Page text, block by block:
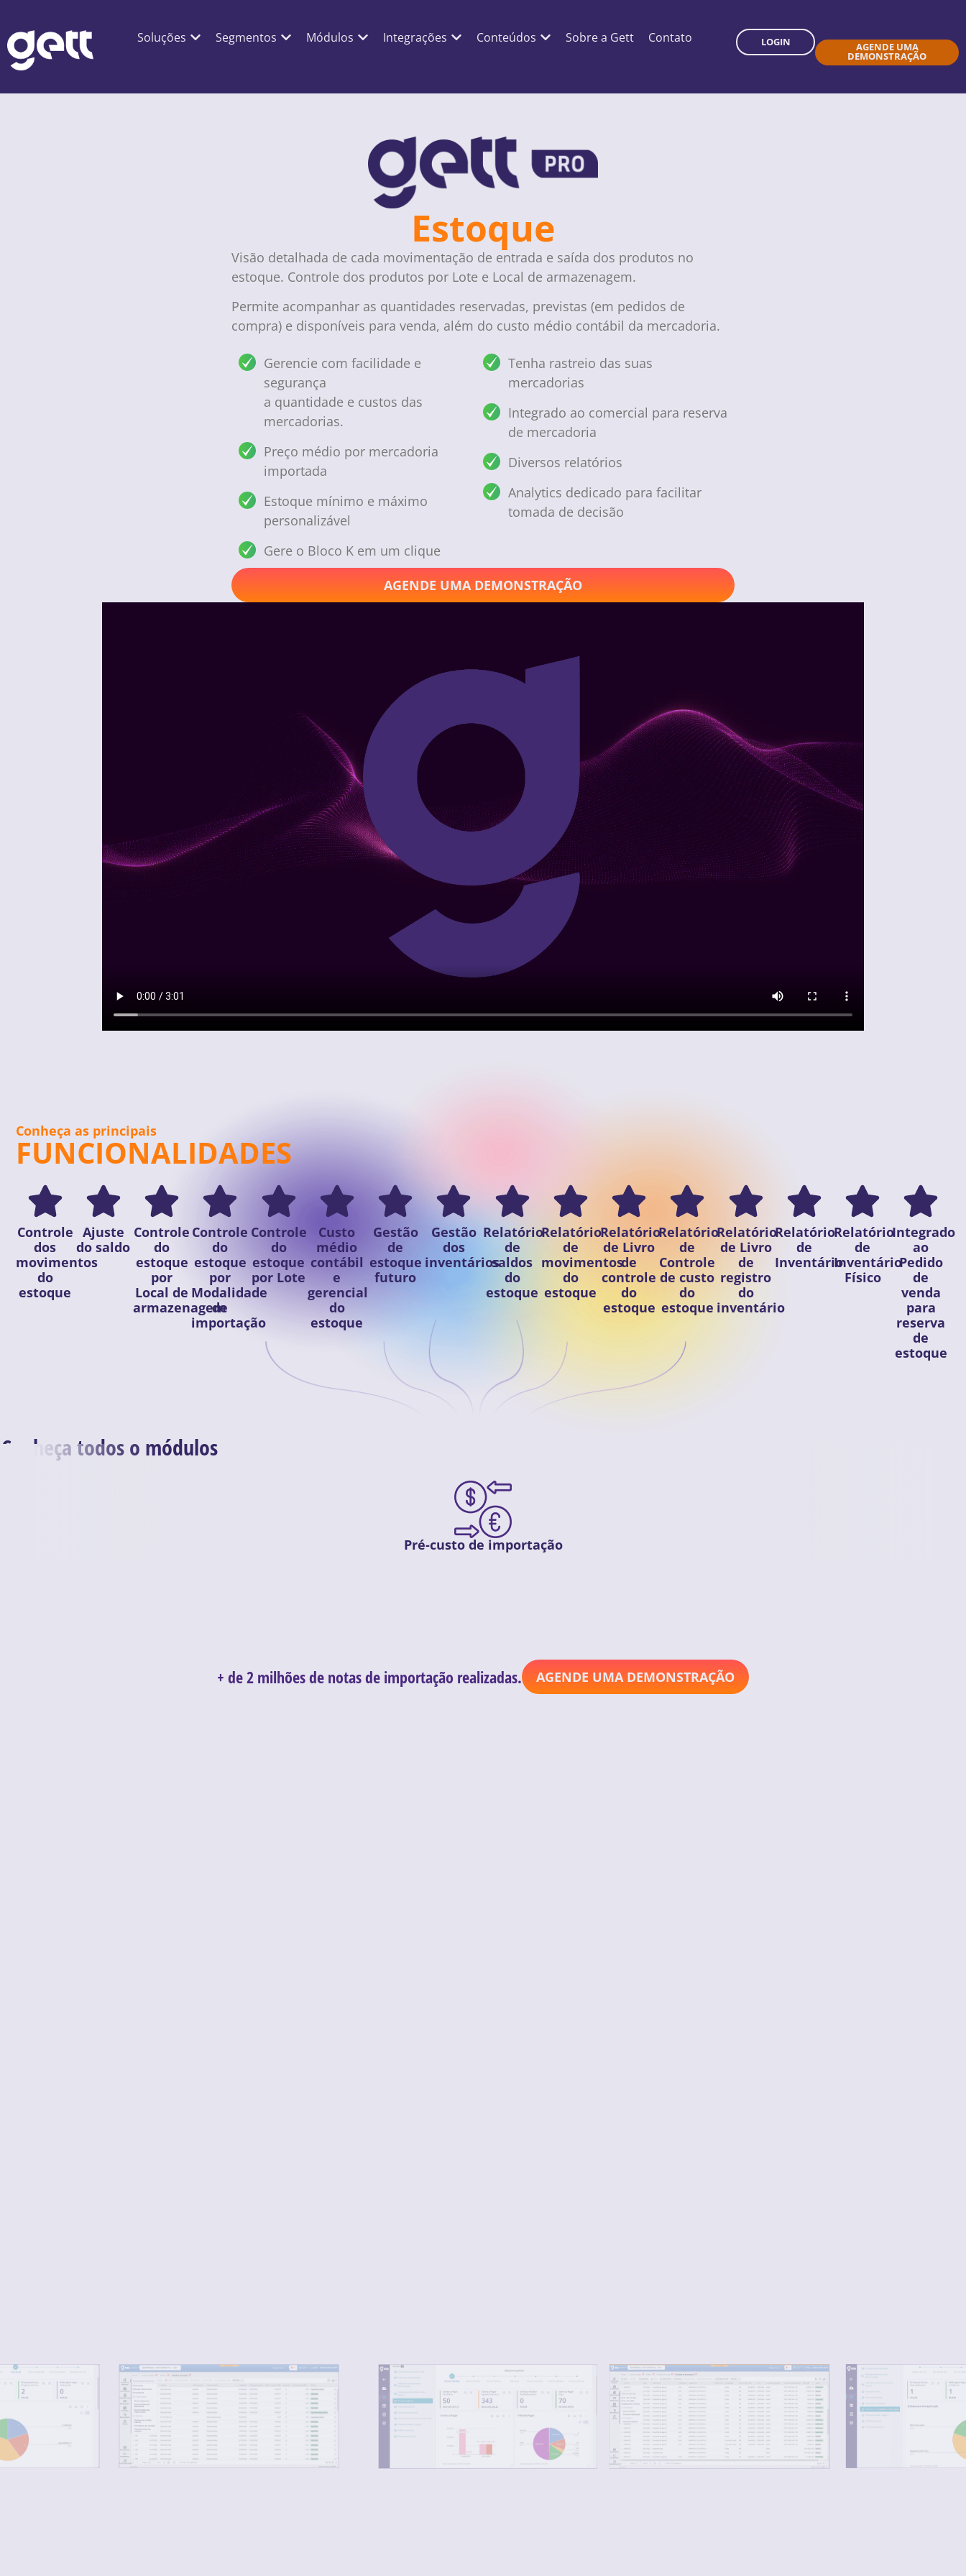
Soluções Segmentos Módulos Integrações Conteúdos Sobre a Gett Contato LOGIN AGENDE UMA
DEMONSTRAÇÃO
Estoque
Visão detalhada de cada movimentação de entrada e saída dos produtos no
estoque. Controle dos produtos por Lote e Local de armazenagem.
Permite acompanhar as quantidades reservadas, previstas (em pedidos de
compra) e disponíveis para venda, além do custo médio contábil da mercadoria.
Gerencie com facilidade e
segurança
a quantidade e custos das
mercadorias.
Preço médio por mercadoria
importada
Estoque mínimo e máximo
personalizável
Gere o Bloco K em um clique
Tenha rastreio das suas
mercadorias
Integrado ao comercial para reserva
de mercadoria
Diversos relatórios
Analytics dedicado para facilitar
tomada de decisão
AGENDE UMA DEMONSTRAÇÃO
Conheça as principais
FUNCIONALIDADES
Controle
dos
movimentos
do
estoque
Ajuste
do saldo
Controle
do
estoque
por
Local de
armazenagem
Controle
do
estoque
por
Modalidade
de
importação
Controle
do
estoque
por Lote
Custo
médio
contábil
e
gerencial
do
estoque
Gestão
de
estoque
futuro
Gestão
dos
inventários
Relatório
de
saldos
do
estoque
Relatório
de
movimentos
do
estoque
Relatório
de Livro
de
controle
do
estoque
Relatório
de
Controle
de custo
do
estoque
Relatório
de Livro
de
registro
do
inventário
Relatório
de
Inventário
Relatório
de
Inventário
Físico
Integrado
ao
Pedido
de
venda
para
reserva
de
estoque
Conheça todos o módulos
Pré-custo de importação
+ de 2 milhões de notas de importação realizadas. AGENDE UMA DEMONSTRAÇÃO